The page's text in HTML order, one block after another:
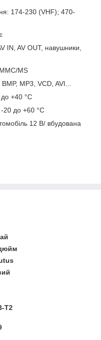
174-230 (VHF); 470-
IN, AV OUT, навушники,
MS
MP3, VCD, AVI...
+40 °C
-20 до +60 °C
12 В/ вбудована
T2